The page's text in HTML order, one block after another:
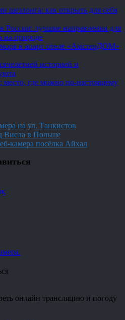
шезлонга: как открыть для себя
России: лучшие направления для
на природе
в апарт-отеле «АмстерДОМ»
историей и
где можно по-настоящему
на ул. Танкистов
Висла в Польше
камера посёлка Айхал
онлайн трансляцию и погоду